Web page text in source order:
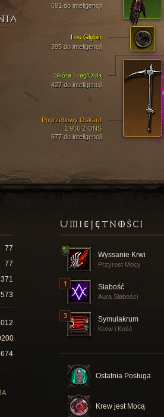
691 do inteligencji
Skóra Trag'Oula
427 do inteligencji
Pogrzebowy Oskard
1 966,2 ONS
677 do inteligencji
Los Głębin
395 do inteligencji
UMIEJĘTNOŚCI
Wyssanie Krwi
Przyrost Mocy
Słabość
Aura Słabości
Symulakrum
Krew i Kość
Ostatnia Posługa
Krew jest Mocą
77
77